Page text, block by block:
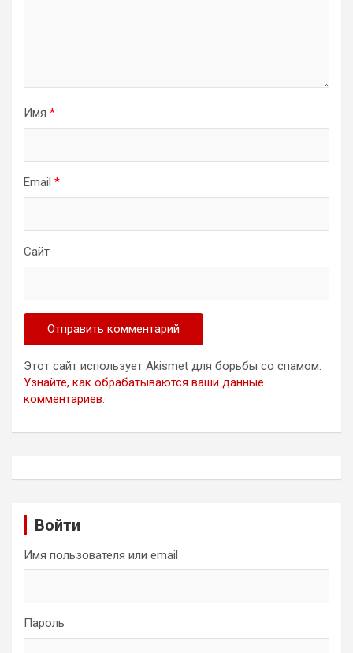
Имя *
Email *
Сайт
Этот сайт использует Akismet для борьбы со спамом.
Узнайте, как обрабатываются ваши данные
комментариев.
Войти
Имя пользователя или email
Пароль